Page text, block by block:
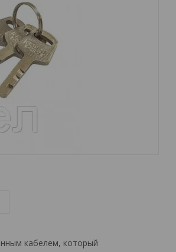
кабелем, который